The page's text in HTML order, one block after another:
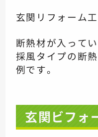
玄関リフォーム
断熱材が入って
採風タイプの断
例です。
玄関ビフォ